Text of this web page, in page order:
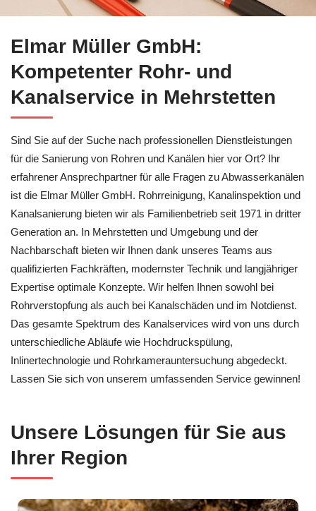
Elmar Müller GmbH:
Kompetenter Rohr- und
Kanalservice in Mehrstetten
Sind Sie auf der Suche nach professionellen Dienstleistungen
für die Sanierung von Rohren und Kanälen hier vor Ort? Ihr
erfahrener Ansprechpartner für alle Fragen zu Abwasserkanälen
ist die Elmar Müller GmbH. Rohrreinigung, Kanalinspektion und
Kanalsanierung bieten wir als Familienbetrieb seit 1971 in dritter
Generation an. In Mehrstetten und Umgebung und der
Nachbarschaft bieten wir Ihnen dank unseres Teams aus
qualifizierten Fachkräften, modernster Technik und langjähriger
Expertise optimale Konzepte. Wir helfen Ihnen sowohl bei
Rohrverstopfung als auch bei Kanalschäden und im Notdienst.
Das gesamte Spektrum des Kanalservices wird von uns durch
unterschiedliche Abläufe wie Hochdruckspülung,
Inlinertechnologie und Rohrkamerauntersuchung abgedeckt.
Lassen Sie sich von unserem umfassenden Service gewinnen!
Unsere Lösungen für Sie aus
Ihrer Region